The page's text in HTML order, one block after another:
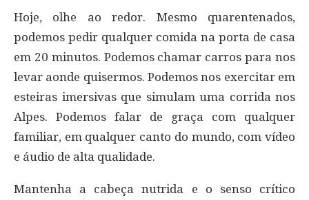
Hoje, olhe ao redor. Mesmo quarentenados,
podemos pedir qualquer comida na porta de casa
em 20 minutos. Podemos chamar carros para nos
levar aonde quisermos. Podemos nos exercitar em
esteiras imersivas que simulam uma corrida nos
Alpes. Podemos falar de graça com qualquer
familiar, em qualquer canto do mundo, com vídeo
e áudio de alta qualidade.
Mantenha a cabeça nutrida e o senso crítico